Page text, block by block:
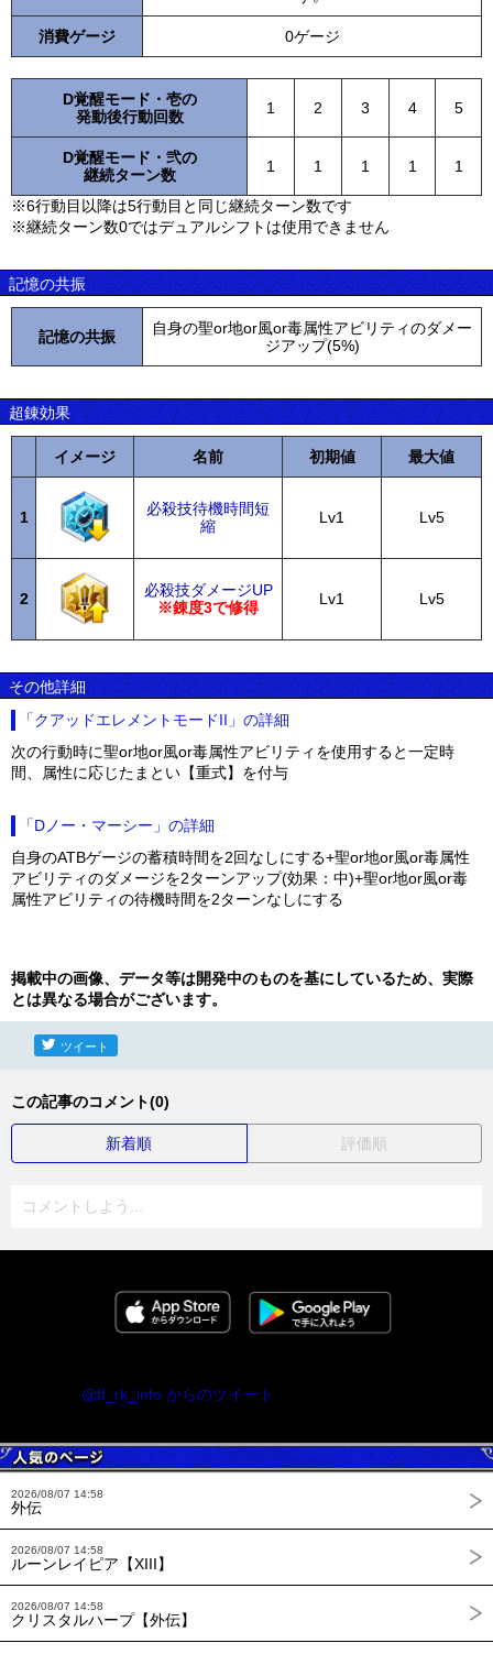
消費ゲージ 0ゲージ
D覚醒モード・壱の
発動後行動回数
1 2 3 4 5
D覚醒モード・弐の
継続ターン数
1 1 1 1 1
※6行動目以降は5行動目と同じ継続ターン数です
※継続ターン数0ではデュアルシフトは使用できません
記憶の共振
記憶の共振
自身の聖or地or風or毒属性アビリティのダメー
ジアップ(5%)
超錬効果
イメージ 名前 初期値 最大値
1
必殺技待機時間短
縮
Lv1 Lv5
2
必殺技ダメージUP
※錬度3で修得
Lv1 Lv5
その他詳細
「クアッドエレメントモードII」の詳細
次の行動時に聖or地or風or毒属性アビリティを使用すると一定時
間、属性に応じたまとい【重式】を付与
「Dノー・マーシー」の詳細
自身のATBゲージの蓄積時間を2回なしにする+聖or地or風or毒属性
アビリティのダメージを2ターンアップ(効果：中)+聖or地or風or毒
属性アビリティの待機時間を2ターンなしにする
掲載中の画像、データ等は開発中のものを基にしているため、実際
とは異なる場合がございます。
ツイート
この記事のコメント(0)
新着順 評価順
コメントしよう...
@ff_rk_info からのツイート
2026/08/07 14:58
外伝
2026/08/07 14:58
ルーンレイピア【XIII】
2026/08/07 14:58
クリスタルハープ【外伝】